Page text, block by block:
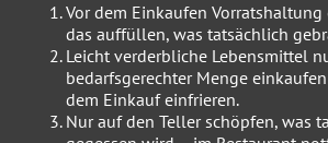
Vor dem Einkaufen
das auffüllen, was tatsächlich
Leicht verderbliche Lebensmittel
bedarfsgerechter Menge
dem Einkauf einfrieren.
Nur auf den Teller schöpfen, was